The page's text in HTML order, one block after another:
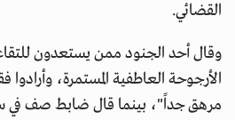
القضائي.
وقال أحد الجنود ممن يستعدون
الأرجوحة العاطفية المستمرة، وأرادوا
مرهق جداً"، بينما قال ضابط صف في